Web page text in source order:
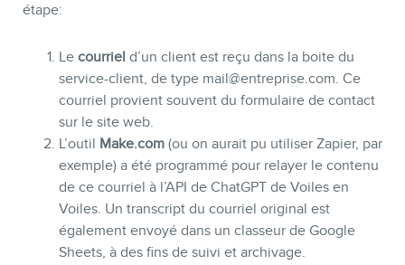
étape:
Le courriel d’un client est reçu dans la boite du
service-client, de type mail@entreprise.com. Ce
courriel provient souvent du formulaire de contact
sur le site web.
L’outil
Make.com (ou on aurait pu utiliser Zapier, par
exemple) a été programmé pour relayer le contenu
de ce courriel à l’API de ChatGPT de Voiles en
Voiles. Un transcript du courriel original est
également envoyé dans un classeur de Google
Sheets, à des fins de suivi et archivage.